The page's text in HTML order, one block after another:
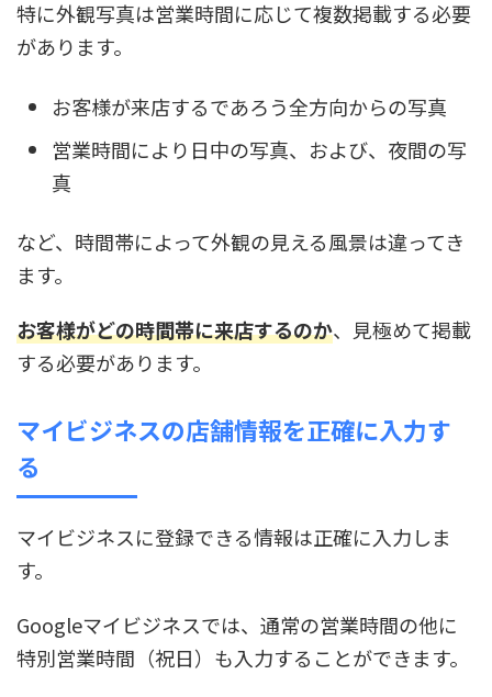
特に外観写真は営業時間に応じて複数掲載する必要
があります。
お客様が来店するであろう全方向からの写真
営業時間により日中の写真、および、夜間の写
真
など、時間帯によって外観の見える風景は違ってき
ます。
お客様がどの時間帯に来店するのか、見極めて掲載
する必要があります。
マイビジネスの店舗情報を正確に入力す
る
マイビジネスに登録できる情報は正確に入力しま
す。
Googleマイビジネスでは、通常の営業時間の他に
特別営業時間（祝日）も入力することができます。